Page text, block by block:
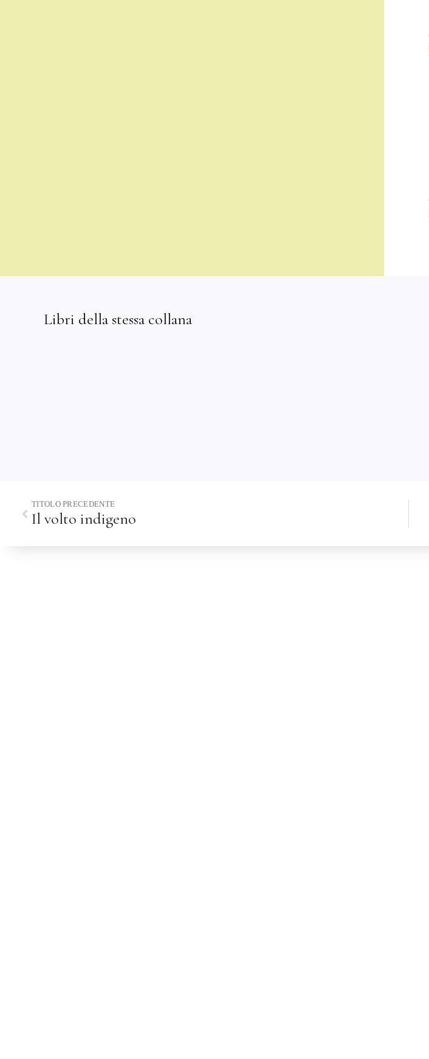
Libri della stessa collana
TITOLO PRECEDENTE
Il volto indigeno